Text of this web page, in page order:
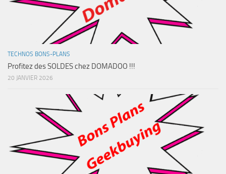
TECHNOS BONS-PLANS
Profitez des SOLDES chez DOMADOO !!!
20 JANVIER 2026